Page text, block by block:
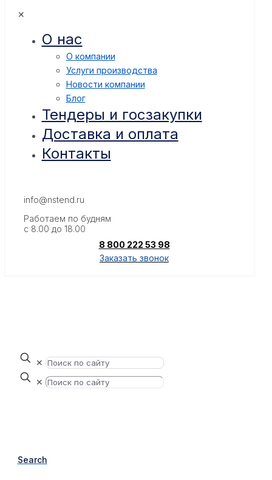
✕
О нас
О компании
Услуги производства
Новости компании
Блог
Тендеры и госзакупки
Доставка и оплата
Контакты
info@nstend.ru
Работаем по будням
с 8.00 до 18.00
8 800 222 53 98
Заказать звонок
✕
✕
Search